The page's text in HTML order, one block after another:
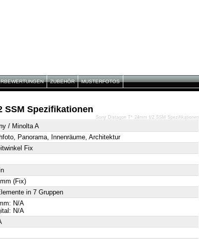
ZUBEHÖR MUSTERFOTOS
SSM Spezifikationen
/ Minolta A
Panorama, Innenräume, Architektur
Fix
(Fix)
in 7 Gruppen
N/A
N/A
Sony Distagon T* 24mm f/2 SSM Spezifikationen